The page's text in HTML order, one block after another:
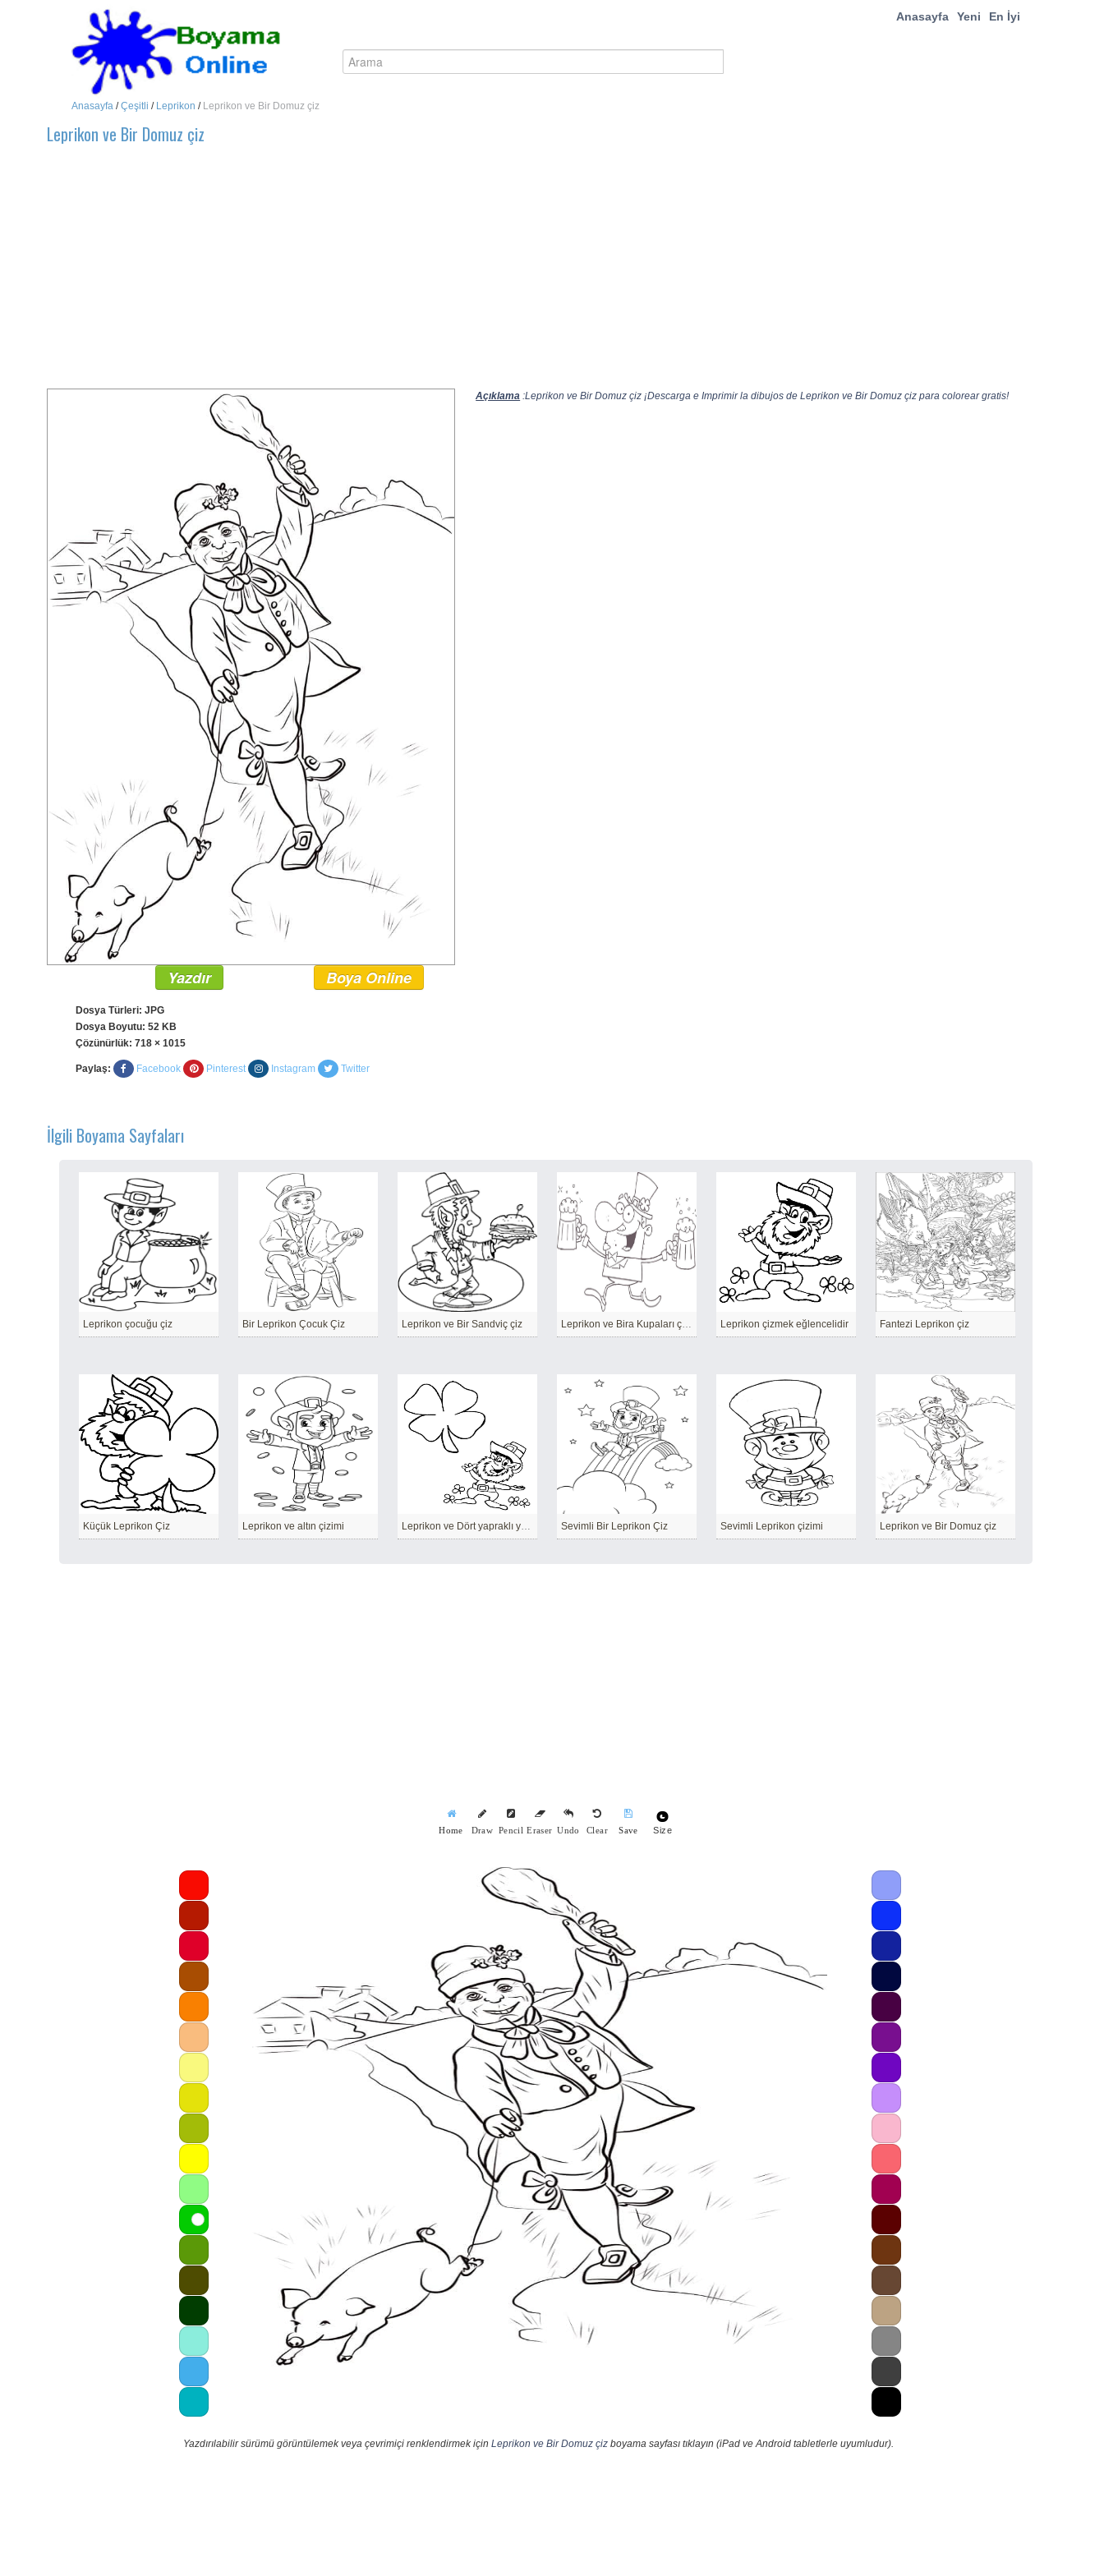
Anasayfa Yeni En İyi
Anasayfa /Çeşitli / Leprikon / Leprikon ve Bir Domuz çiz
Leprikon ve Bir Domuz çiz
Açıklama :Leprikon ve Bir Domuz çiz ¡Descarga e Imprimir la dibujos de Leprikon ve Bir Domuz çiz para colorear gratis!
Yazdır Boya Online
Dosya Türleri: JPG
Dosya Boyutu: 52 KB
Çözünürlük: 718 × 1015
Paylaş: Facebook Pinterest Instagram Twitter
İlgili Boyama Sayfaları
Leprikon çocuğu çiz Bir Leprikon Çocuk Çiz Leprikon ve Bir Sandviç çiz Leprikon ve Bira Kupaları çizin Leprikon çizmek eğlencelidir Fantezi Leprikon çiz
Küçük Leprikon Çiz Leprikon ve altın çizimi Leprikon ve Dört yapraklı yonca çizin Sevimli Bir Leprikon Çiz Sevimli Leprikon çizimi Leprikon ve Bir Domuz çiz
Home Draw Pencil Eraser Undo Clear Save Size
Yazdırılabilir sürümü görüntülemek veya çevrimiçi renklendirmek için Leprikon ve Bir Domuz çiz boyama sayfası tıklayın (iPad ve Android tabletlerle uyumludur).